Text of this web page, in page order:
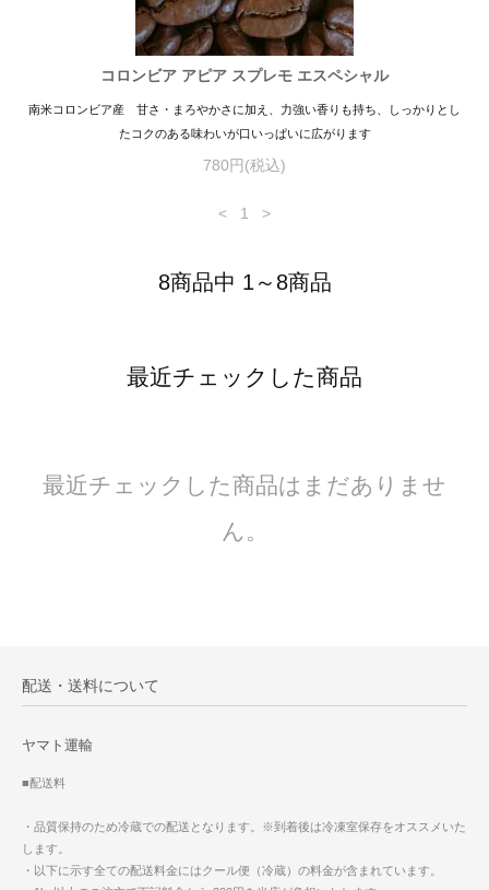
コロンビア アピア スプレモ エスペシャル
南米コロンビア産 甘さ・まろやかさに加え、力強い香りも持ち、しっかりとし
たコクのある味わいが口いっぱいに広がります
780円(税込)
< 1 >
8商品中 1～8商品
最近チェックした商品
最近チェックした商品はまだありませ
ん。
配送・送料について
ヤマト運輸
■配送料
・品質保持のため冷蔵での配送となります。※到着後は冷凍室保存をオススメいた
します。
・以下に示す全ての配送料金にはクール便（冷蔵）の料金が含まれています。